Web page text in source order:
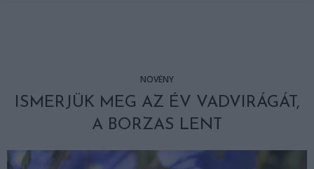
NÖVÉNY
ISMERJÜK MEG AZ ÉV VADVIRÁGÁT,
A BORZAS LENT